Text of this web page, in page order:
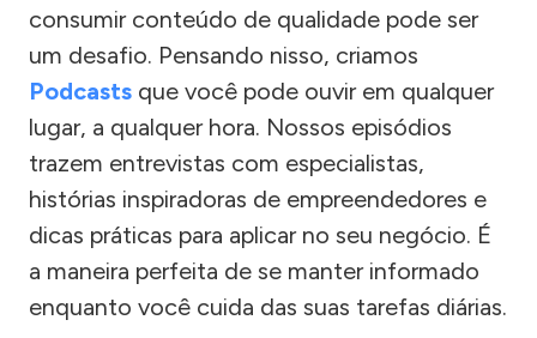
consumir conteúdo de qualidade pode ser
um desafio. Pensando nisso, criamos
Podcasts que você pode ouvir em qualquer
lugar, a qualquer hora. Nossos episódios
trazem entrevistas com especialistas,
histórias inspiradoras de empreendedores e
dicas práticas para aplicar no seu negócio. É
a maneira perfeita de se manter informado
enquanto você cuida das suas tarefas diárias.